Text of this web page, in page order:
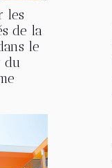
les
de la
le
du